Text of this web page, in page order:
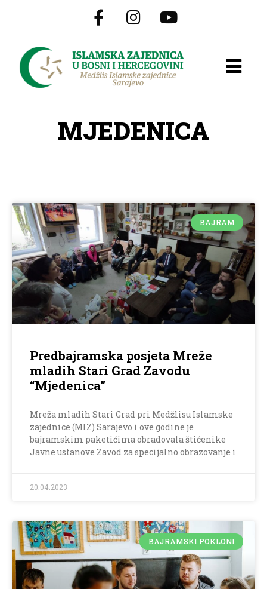
MJEDENICA
BAJRAM
Predbajramska posjeta Mreže
mladih Stari Grad Zavodu
“Mjedenica”
Mreža mladih Stari Grad pri Medžlisu Islamske
zajednice (MIZ) Sarajevo i ove godine je
bajramskim paketićima obradovala štićenike
Javne ustanove Zavod za specijalno obrazovanje i
20.04.2023
BAJRAMSKI POKLONI